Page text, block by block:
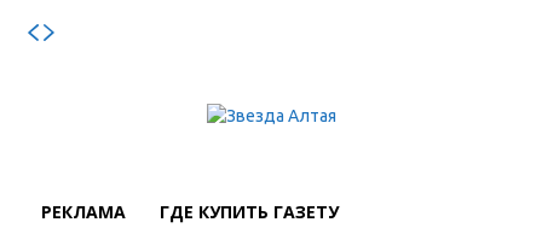
РЕКЛАМА ГДЕ КУПИТЬ ГАЗЕТУ